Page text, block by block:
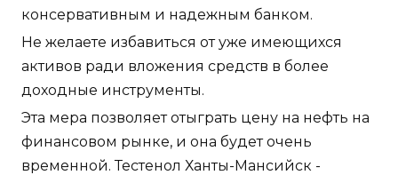
консервативным и надежным банком.
Не желаете избавиться от уже имеющихся
активов ради вложения средств в более
доходные инструменты.
Эта мера позволяет отыграть цену на нефть на
финансовом рынке, и она будет очень
временной. Тестенол Ханты-Мансийск -